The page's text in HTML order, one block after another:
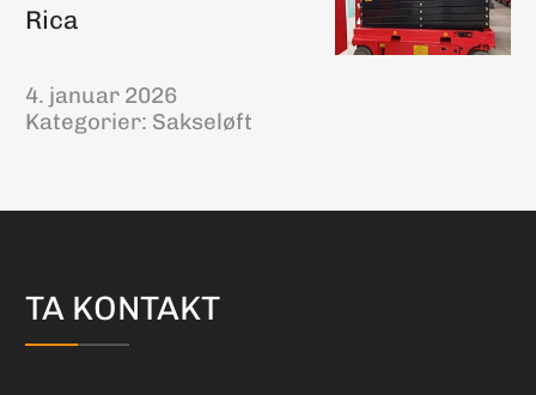
Rica
4. januar 2026
Kategorier: Sakseløft
TA KONTAKT